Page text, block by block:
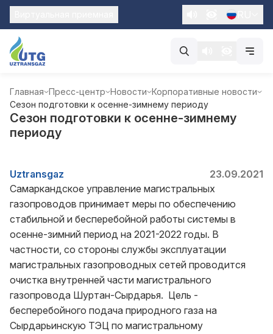
Главная Пресс-центр Новости Корпоративные новости
Сезон подготовки к осенне-зимнему периоду
Сезон подготовки к осенне-зимнему
периоду
Uztransgaz
23.09.2021
Самаркандское управление магистральных
газопроводов принимает меры по обеспечению
стабильной и бесперебойной работы системы в
осенне-зимний период на 2021-2022 годы. В
частности, со стороны службы эксплуатации
магистральных газопроводных сетей проводится
очистка внутренней части магистрального
газопровода Шуртан-Сырдарья. Цель -
бесперебойного подача природного газа на
Сырдарьинскую ТЭЦ по магистральному